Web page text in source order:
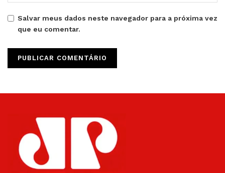
Salvar meus dados neste navegador para a próxima vez
que eu comentar.